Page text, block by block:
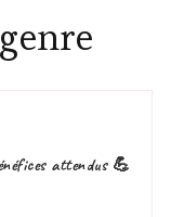
attendus 💪